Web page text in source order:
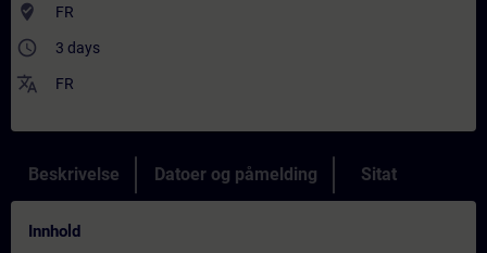
where_to_vote FR
access_time 3 days
translate FR
Beskrivelse Datoer og påmelding Sitat
Innhold